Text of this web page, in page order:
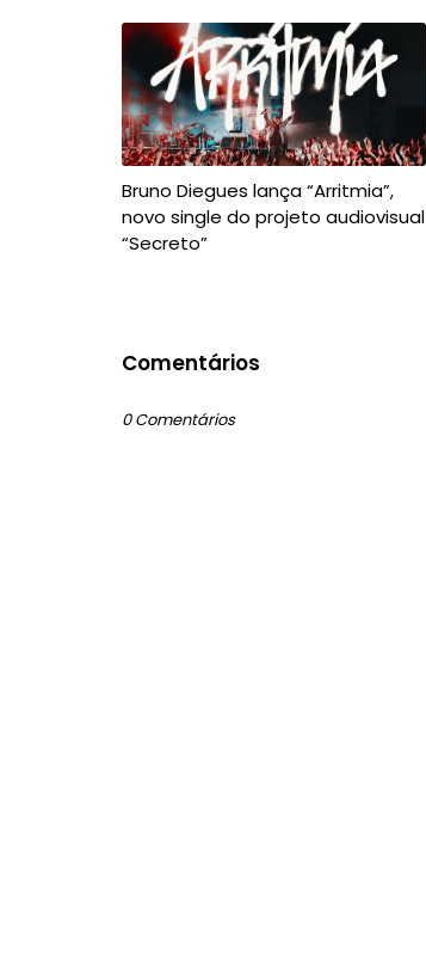
Bruno Diegues lança “Arritmia”,
novo single do projeto audiovisual
“Secreto”
Comentários
0 Comentários